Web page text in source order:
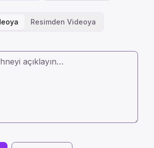
Resimden Videoya